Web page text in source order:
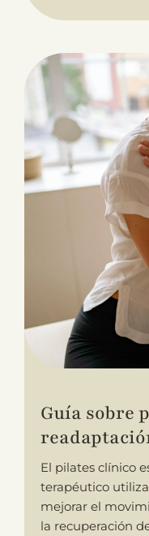
Guía sobre
El pilates clínico
terapéutico
mejorar el
la recuperación